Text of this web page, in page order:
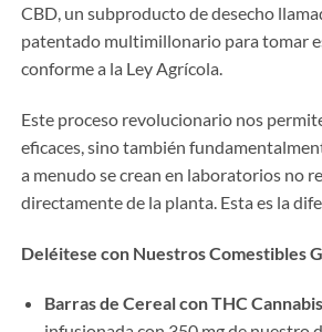
CBD, un subproducto de desecho
patentado multimillonario para tomar
conforme a la Ley Agrícola.
Este proceso revolucionario nos
eficaces, sino también
a menudo se crean en laboratorios no
directamente de la planta. Esta es la
Deléitese con Nuestros Comestibles
Barras de Cereal con THC